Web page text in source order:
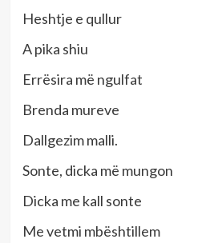
Heshtje e qullur
A pika shiu
Errësira më ngulfat
Brenda mureve
Dallgezim malli.
Sonte, dicka më mungon
Dicka me kall sonte
Me vetmi mbështillem